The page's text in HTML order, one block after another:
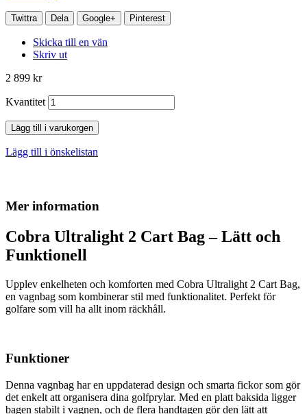
Twittra Dela Google+ Pinterest
Skicka till en vän
Skriv ut
2 899 kr
Kvantitet
Lägg till i varukorgen
Lägg till i önskelistan
Mer information
Cobra Ultralight 2 Cart Bag – Lätt och
Funktionell
Upplev enkelheten och komforten med Cobra Ultralight 2 Cart Bag,
en vagnbag som kombinerar stil med funktionalitet. Perfekt för
golfare som vill ha allt inom räckhåll.
Funktioner
Denna vagnbag har en uppdaterad design och smarta fickor som gör
det enkelt att organisera dina golfprylar. Med en platt baksida ligger
bagen stabilt i vagnen, och de flera handtagen gör den lätt att